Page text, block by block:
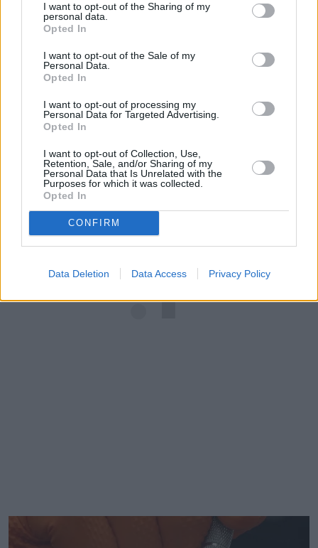
I want to opt-out of the Sharing of my
personal data.
Opted In
I want to opt-out of the Sale of my
Personal Data.
Opted In
I want to opt-out of processing my
Personal Data for Targeted Advertising.
Opted In
I want to opt-out of Collection, Use,
Retention, Sale, and/or Sharing of my
Personal Data that Is Unrelated with the
Purposes for which it was collected.
Opted In
CONFIRM
Data Deletion Data Access Privacy Policy
wakacjach warto postawić na pielęgnację, która
nie kończy się na samym nawilżeniu. Sprawdzamy,
Clochee może pomóc skórze odzyskać równowagę.
Czytaj całość
REKLAMA